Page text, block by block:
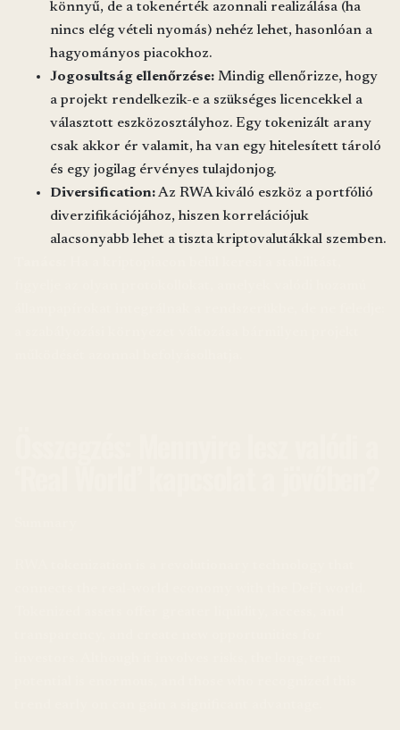
könnyű, de a tokenérték azonnali realizálása (ha
nincs elég vételi nyomás) nehéz lehet, hasonlóan a
hagyományos piacokhoz.
Jogosultság ellenőrzése: Mindig ellenőrizze, hogy
a projekt rendelkezik-e a szükséges licencekkel a
választott eszközosztályhoz. Egy tokenizált arany
csak akkor ér valamit, ha van egy hitelesített tároló
és egy jogilag érvényes tulajdonjog.
Diversification:Az RWA kiváló eszköz a portfólió
diverzifikációjához, hiszen korrelációjuk
alacsonyabb lehet a tiszta kriptovalutákkal szemben.